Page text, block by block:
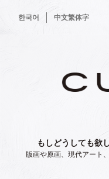
한국어 中文繁体字
もしどうしても欲
版画や原画、現代アート